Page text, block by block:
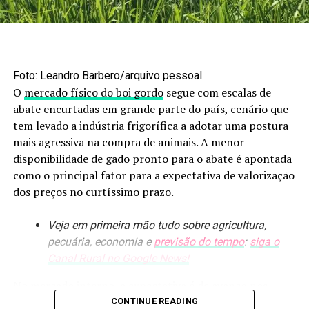
(CBOT). No mês, as perdas ficaram em 5% e no
setembro intensificou o movimento de baixa.
Números do USDA
O USDA indicou estoque acima do esperado, mas ainda
assim volumoso. O desempenho negativo do trigo e do
milho, que tiveram números acima do projetado pelo
mercado, contribuiu para a pressão. Os estoques
setembro, totalizaram 316 milhões de bushels, abaixo da
expectativa de 322 milhões. Do total, 91,5 milhões de
bushels estão armazenados com os produtores, com
bushels fora das fazendas, com baixa de 3%.
Foto: Leandro Barbero/arquivo pessoal
O mercado físico do boi gordosegue com escalas de
abate encurtadas em grande parte do país, cenário que
tem levado a indústria frigorífica a adotar uma postura
mais agressiva na compra de animais. A menor
disponibilidade de gado pronto para o abate é apontada
como o principal fator para a expectativa de valorização
dos preços no curtíssimo prazo.
Veja em primeira mão tudo sobre agricultura,
pecuária, economia e previsão do tempo: siga o
Canal Rural no Google News!
preços da carne bovina no atacado, com a combinação
CONTINUE READING